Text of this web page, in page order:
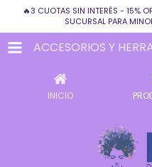
🔥3 CUOTAS SIN INTERÉS - 15%
SUCURSAL PARA
ACCESORIOS Y
INICIO